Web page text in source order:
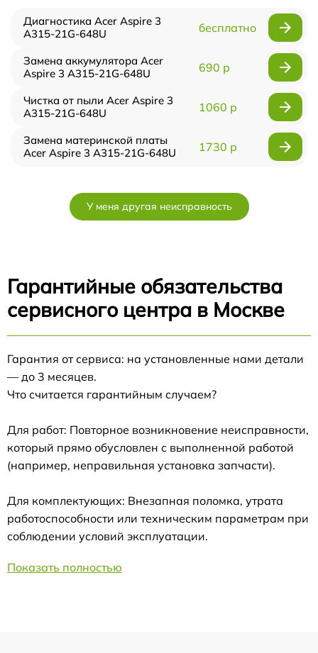
Диагностика Acer Aspire 3
A315-21G-648U
бесплатно
Замена аккумулятора Acer
Aspire 3 A315-21G-648U
690 р
Чистка от пыли Acer Aspire 3
A315-21G-648U
1060 р
Замена материнской платы
Acer Aspire 3 A315-21G-648U
1730 р
У меня другая неисправность
Гарантийные обязательства
сервисного центра в Москве
Гарантия от сервиса: на установленные нами детали
— до 3 месяцев.
Что считается гарантийным случаем?
Для работ: Повторное возникновение неисправности,
который прямо обусловлен с выполненной работой
(например, неправильная установка запчасти).
Для комплектующих: Внезапная поломка, утрата
работоспособности или техническим параметрам при
соблюдении условий эксплуатации.
Показать полностью